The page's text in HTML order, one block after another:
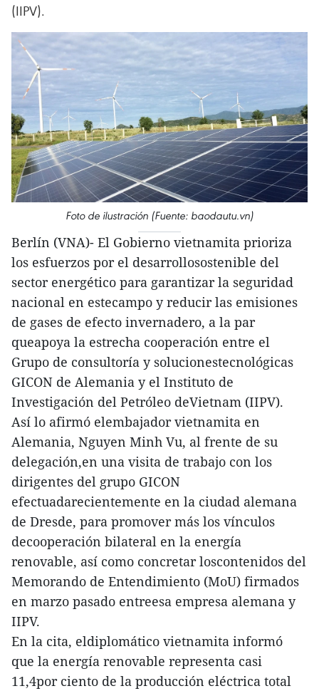
(IIPV).
Foto de ilustración (Fuente: baodautu.vn)
Berlín (VNA)- El Gobierno vietnamita prioriza
los esfuerzos por el desarrollosostenible del
sector energético para garantizar la seguridad
nacional en estecampo y reducir las emisiones
de gases de efecto invernadero, a la par
queapoya la estrecha cooperación entre el
Grupo de consultoría y solucionestecnológicas
GICON de Alemania y el Instituto de
Investigación del Petróleo deVietnam (IIPV).
Así lo afirmó elembajador vietnamita en
Alemania, Nguyen Minh Vu, al frente de su
delegación,en una visita de trabajo con los
dirigentes del grupo GICON
efectuadarecientemente en la ciudad alemana
de Dresde, para promover más los vínculos
decooperación bilateral en la energía
renovable, así como concretar loscontenidos del
Memorando de Entendimiento (MoU) firmados
en marzo pasado entreesa empresa alemana y
IIPV.
En la cita, eldiplomático vietnamita informó
que la energía renovable representa casi
11,4por ciento de la producción eléctrica total